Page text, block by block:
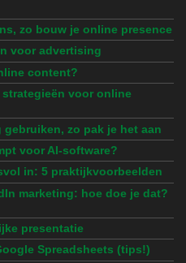
zo bouw je online presence
voor advertising
content?
strategieën voor online
zo pak je het aan
voor AI-software?
in: 5 praktijkvoorbeelden
marketing: hoe doe je dat?
presentatie
Spreadsheets (tips!)